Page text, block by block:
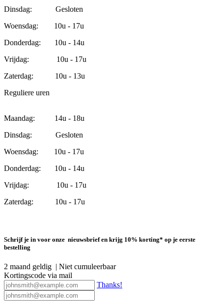
Dinsdag: Gesloten
Woensdag: 10u - 17u
Donderdag: 10u - 14u
Vrijdag: 10u - 17u
Zaterdag: 10u - 13u
Reguliere uren
Maandag: 14u - 18u
Dinsdag: Gesloten
Woensdag: 10u - 17u
Donderdag: 10u - 14u
Vrijdag: 10u - 17u
Zaterdag: 10u - 17u
Schrijf je in voor onze nieuwsbrief en krijg 10% korting* op je eerste
bestelling
2 maand geldig | Niet cumuleerbaar
Kortingscode via mail
Thanks!